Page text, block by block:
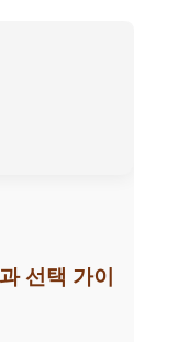
선택 가이